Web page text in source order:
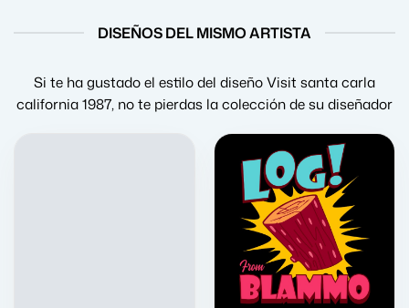
DISEÑOS DEL MISMO ARTISTA
Si te ha gustado el estilo del diseño Visit santa carla
california 1987, no te pierdas la colección de su diseñador